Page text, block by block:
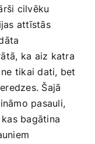
cilvēku
attīstās
ka aiz⁢ katra
‌tikai dati, bet
Šajā
pasauli,
bagātina